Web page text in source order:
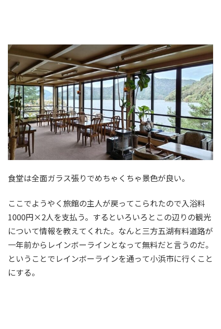
食堂は全面ガラス張りでめちゃくちゃ景色が良い。
ここでようやく旅館の主人が戻ってこられたので入浴料
1000円×2人を支払う。するといろいろとこの辺りの観光
について情報を教えてくれた。なんと三方五湖有料道路が
一年前からレインボーラインとなって無料だと言うのだ。
ということでレインボーラインを通って小浜市に行くこと
にする。